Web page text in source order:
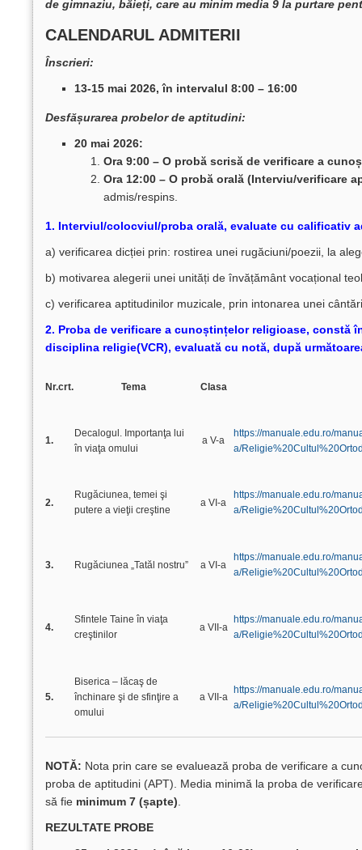
de gimnaziu, băieți, care au minim media 9 la purtare
CALENDARUL ADMITERII
Înscrieri:
13-15 mai 2026, în intervalul 8:00 – 16:00
Desfășurarea probelor de aptitudini:
20 mai 2026:
Ora 9:00 – O probă scrisă de verificare a
Ora 12:00 – O probă orală (Interviu/verificare
admis/respins.
1. Interviul/colocviul/proba orală, evaluate cu calificativ
a) verificarea dicției prin: rostirea unei rugăciuni/poezii, la
b) motivarea alegerii unei unități de învățământ vocațional
c) verificarea aptitudinilor muzicale, prin intonarea unei
2. Proba de verificare a cunoștințelor religioase, constă
disciplina religie(VCR), evaluată cu notă, după
Nr.crt. Tema Clasa
1.
Decalogul. Importanţa lui
în viaţa omului
a V-a
https://manuale.edu.ro/
a/
2.
Rugăciunea, temei şi
putere a vieţii creştine
a VI-a
https://manuale.edu.ro/
a/
3. Rugăciunea „Tatăl nostru” a VI-a
https://manuale.edu.ro/
a/
4.
Sfintele Taine în viaţa
creştinilor
a VII-a
https://manuale.edu.ro/
a/
5.
Biserica – lăcaş de
închinare şi de sfinţire a
omului
a VII-a
https://manuale.edu.ro/
a/
NOTĂ: Nota prin care se evaluează proba de verificare a
proba de aptitudini (APT). Media minimă la proba de
să fie minimum 7 (șapte)
REZULTATE PROBE